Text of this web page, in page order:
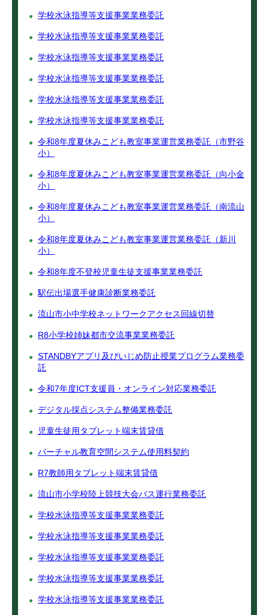
学校水泳指導等支援事業業務委託
学校水泳指導等支援事業業務委託
学校水泳指導等支援事業業務委託
学校水泳指導等支援事業業務委託
学校水泳指導等支援事業業務委託
学校水泳指導等支援事業業務委託
令和8年度夏休みこども教室事業運営業務委託（市野谷
小）
令和8年度夏休みこども教室事業運営業務委託（向小金
小）
令和8年度夏休みこども教室事業運営業務委託（南流山
小）
令和8年度夏休みこども教室事業運営業務委託（新川
小）
令和8年度不登校児童生徒支援事業業務委託
駅伝出場選手健康診断業務委託
流山市小中学校ネットワークアクセス回線切替
R8小学校姉妹都市交流事業業務委託
STANDBYアプリ及びいじめ防止授業プログラム業務委
託
令和7年度ICT支援員・オンライン対応業務委託
デジタル採点システム整備業務委託
児童生徒用タブレット端末賃貸借
バーチャル教育空間システム使用料契約
R7教師用タブレット端末賃貸借
流山市小学校陸上競技大会バス運行業務委託
学校水泳指導等支援事業業務委託
学校水泳指導等支援事業業務委託
学校水泳指導等支援事業業務委託
学校水泳指導等支援事業業務委託
学校水泳指導等支援事業業務委託